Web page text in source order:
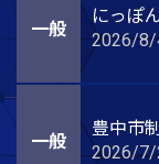
一般 にっぽ
2026/
一般 豊中市
2026/